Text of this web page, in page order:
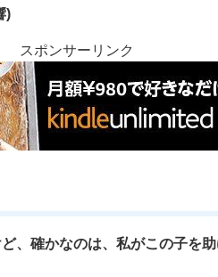
)
スポンサーリンク
、 確かなのは、私がこの子を